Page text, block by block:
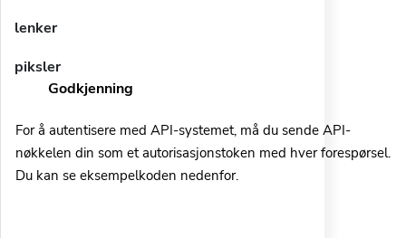
lenker
piksler
Godkjenning
For å autentisere med API-systemet, må du sende API-
nøkkelen din som et autorisasjonstoken med hver forespørsel.
Du kan se eksempelkoden nedenfor.